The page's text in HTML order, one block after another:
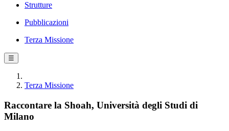
Strutture
Pubblicazioni
Terza Missione
☰
Terza Missione
Raccontare la Shoah, Università degli Studi di
Milano